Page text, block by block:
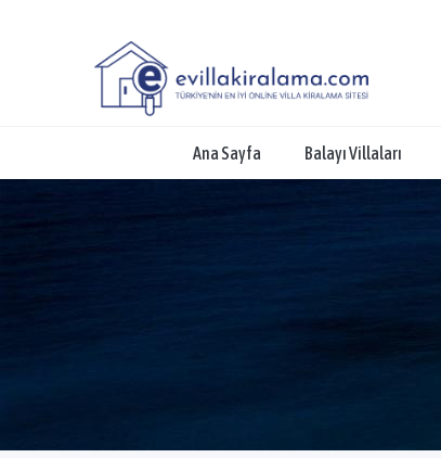
Ana Sayfa Balayı Villaları